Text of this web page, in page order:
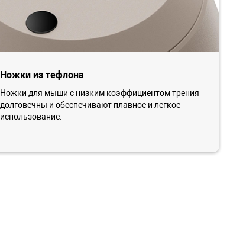
Ножки из тефлона
Ножки для мыши с низким коэффициентом трения
долговечны и обеспечивают плавное и легкое
использование.